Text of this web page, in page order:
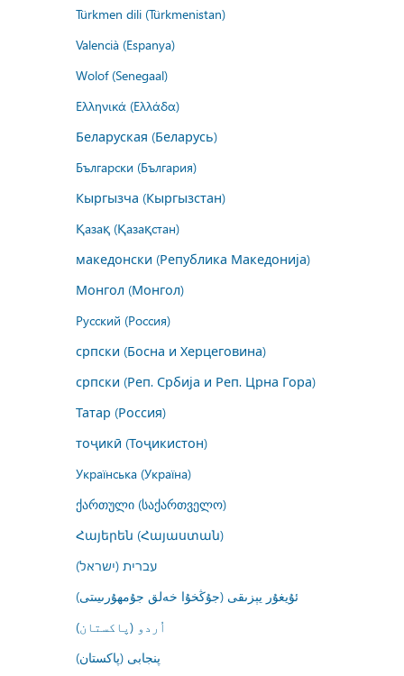
Türkmen dili (Türkmenistan)
Valencià (Espanya)
Wolof (Senegaal)
Ελληνικά (Ελλάδα)
Беларуская (Беларусь)
Български (България)
Кыргызча (Кыргызстан)
Қазақ (Қазақстан)
македонски (Република Македонија)
Монгол (Монгол)
Русский (Россия)
српски (Босна и Херцеговина)
српски (Реп. Србија и Реп. Црна Гора)
Татар (Россия)
тоҷикӣ (Тоҷикистон)
Українська (Україна)
ქართული (საქართველო)
Հայերեն (Հայաստան)
עברית (ישראל)
ئۇيغۇر يېزىقى (جۇڭخۇا خەلق جۇمھۇرىيىتى)
اُردو (پاکستان)
پنجابی (پاکستان)